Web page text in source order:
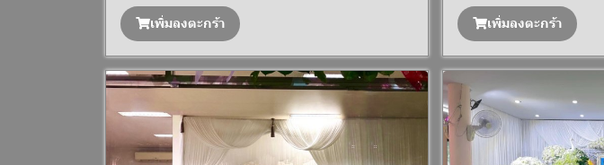
เพิ่มลงตะกร้า เพิ่มลงตะกร้า